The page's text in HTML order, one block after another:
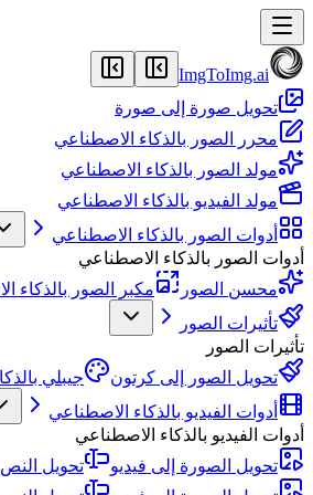
ImgToImg.ai
تحويل صورة إلى صورة
محرر الصور بالذكاء الاصطناعي
مولد الصور بالذكاء الاصطناعي
مولد الفيديو بالذكاء الاصطناعي
أدوات الصور بالذكاء الاصطناعي
أدوات الصور بالذكاء الاصطناعي
محسن الصور
مكبر الصور بالذكاء
تأثيرات الصور
تأثيرات الصور
تحويل الصور إلى كرتون
جيبلي
أدوات الفيديو بالذكاء الاصطناعي
أدوات الفيديو بالذكاء الاصطناعي
تحويل الصورة إلى فيديو
تحويل النص